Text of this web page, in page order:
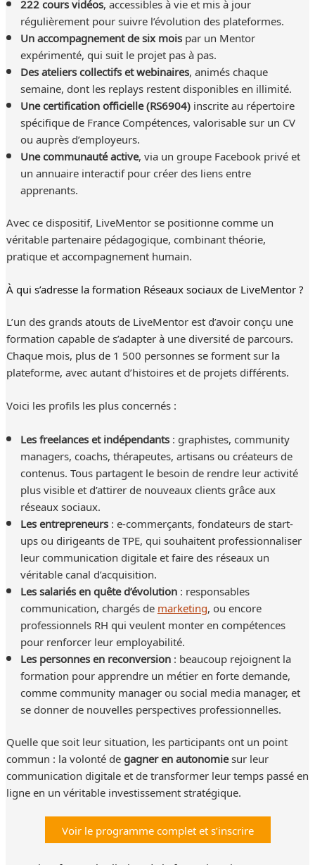
régulièrement pour suivre l’évolution des plateformes.
Un accompagnement de six moispar un Mentor
expérimenté, qui suit le projet pas à pas.
Des ateliers collectifs et webinaires, animés chaque
semaine, dont les replays restent disponibles en illimité.
Une certification officielle (RS6904)inscrite au répertoire
spécifique de France Compétences, valorisable sur un CV
ou auprès d’employeurs.
Une communauté active, via un groupe Facebook privé et
un annuaire interactif pour créer des liens entre
apprenants.
Avec ce dispositif, LiveMentor se positionne comme un
véritable partenaire pédagogique, combinant théorie,
pratique et accompagnement humain.
À qui s’adresse la formation Réseaux sociaux de LiveMentor ?
L’un des grands atouts de LiveMentor est d’avoir conçu une
formation capable de s’adapter à une diversité de parcours.
Chaque mois, plus de 1 500 personnes se forment sur la
plateforme, avec autant d’histoires et de projets différents.
Voici les profils les plus concernés :
Les freelances et indépendants: graphistes, community
managers, coachs, thérapeutes, artisans ou créateurs de
contenus. Tous partagent le besoin de rendre leur activité
plus visible et d’attirer de nouveaux clients grâce aux
réseaux sociaux.
Les entrepreneurs: e-commerçants, fondateurs de start-
ups ou dirigeants de TPE, qui souhaitent professionnaliser
leur communication digitale et faire des réseaux un
véritable canal d’acquisition.
Les salariés en quête d’évolution: responsables
communication, chargés demarketing, ou encore
professionnels RH qui veulent monter en compétences
pour renforcer leur employabilité.
Les personnes en reconversion: beaucoup rejoignent la
formation pour apprendre un métier en forte demande,
comme community manager ou social media manager, et
se donner de nouvelles perspectives professionnelles.
Quelle que soit leur situation, les participants ont un point
commun : la volonté degagner en autonomiesur leur
communication digitale et de transformer leur temps passé en
ligne en un véritable investissement stratégique.
Voir le programme complet et s’inscrire